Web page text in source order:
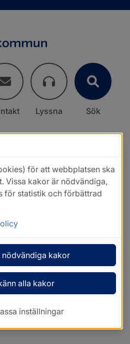
Lyssna Sök
för att webbplatsen ska
Vissa kakor är nödvändiga,
för statistik och förbättrad
nödvändiga kakor
alla kakor
inställningar